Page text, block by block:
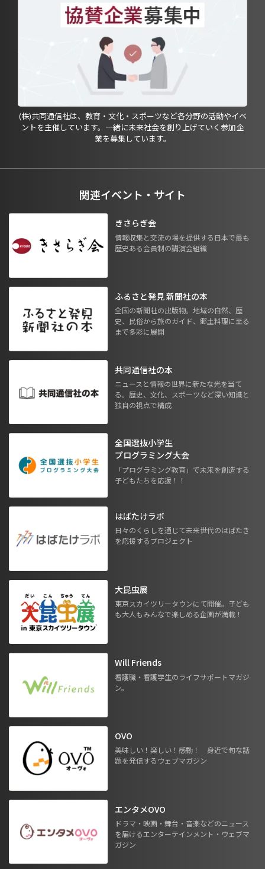
(株)共同通信社は、教育・文化・スポーツなど各分野の活動やイベ
ントを主催しています。一緒に未来社会を創り上げていく参加企
業を募集しています。
関連イベント・サイト
きさらぎ会
情報収集と交流の場を提供する日本で最も
歴史ある会員制の講演会組織
ふるさと発見 新聞社の本
全国の新聞社の出版物。地域の自然、歴
史、民俗から旅のガイド、郷土料理に至る
まで多彩に展開
共同通信社の本
ニュースと情報の世界に新たな光を当て
る。歴史、文化、スポーツなど深い知識と
独自の視点で構成
全国選抜小学生
プログラミング大会
「プログラミング教育」で未来を創造する
子どもたちを応援！！
はばたけラボ
日々のくらしを通じて未来世代のはばたき
を応援するプロジェクト
大昆虫展
東京スカイツリータウンにて開催。子ども
も大人もみんなで楽しめる企画が満載！
Will Friends
看護職・看護学生のライフサポートマガジ
ン。
OVO
美味しい！楽しい！感動！ 身近で旬な話
題を発信するウェブマガジン
エンタメOVO
ドラマ・映画・舞台・音楽などのニュース
を届けるエンターテインメント・ウェブマ
ガジン